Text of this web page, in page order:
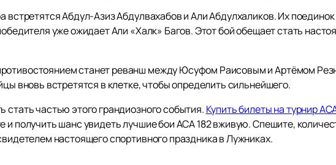
встретятся Абдул-Азиз Абдулвахабов и Али Абдулхаликов. Их
уже ожидает Али «Халк» Багов. Этот бой обещает стать
станет реванш между Юсуфом Раисовым и Артёмом
вновь встретятся в клетке, чтобы определить сильнейшего.
стать частью этого грандиозного события. Купить билеты на турнир
и получить шанс увидеть лучшие бои ACA 182 вживую. Спешите,
настоящего спортивного праздника в Лужниках.